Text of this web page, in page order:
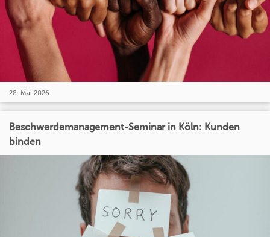
28. Mai 2026
Beschwerdemanagement-Seminar in Köln: Kunden
binden